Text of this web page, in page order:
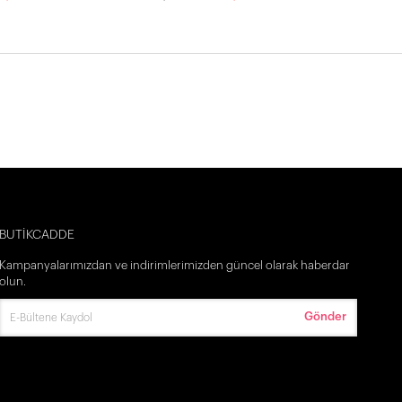
BUTİKCADDE
Kampanyalarımızdan ve indirimlerimizden güncel olarak haberdar
olun.
Gönder